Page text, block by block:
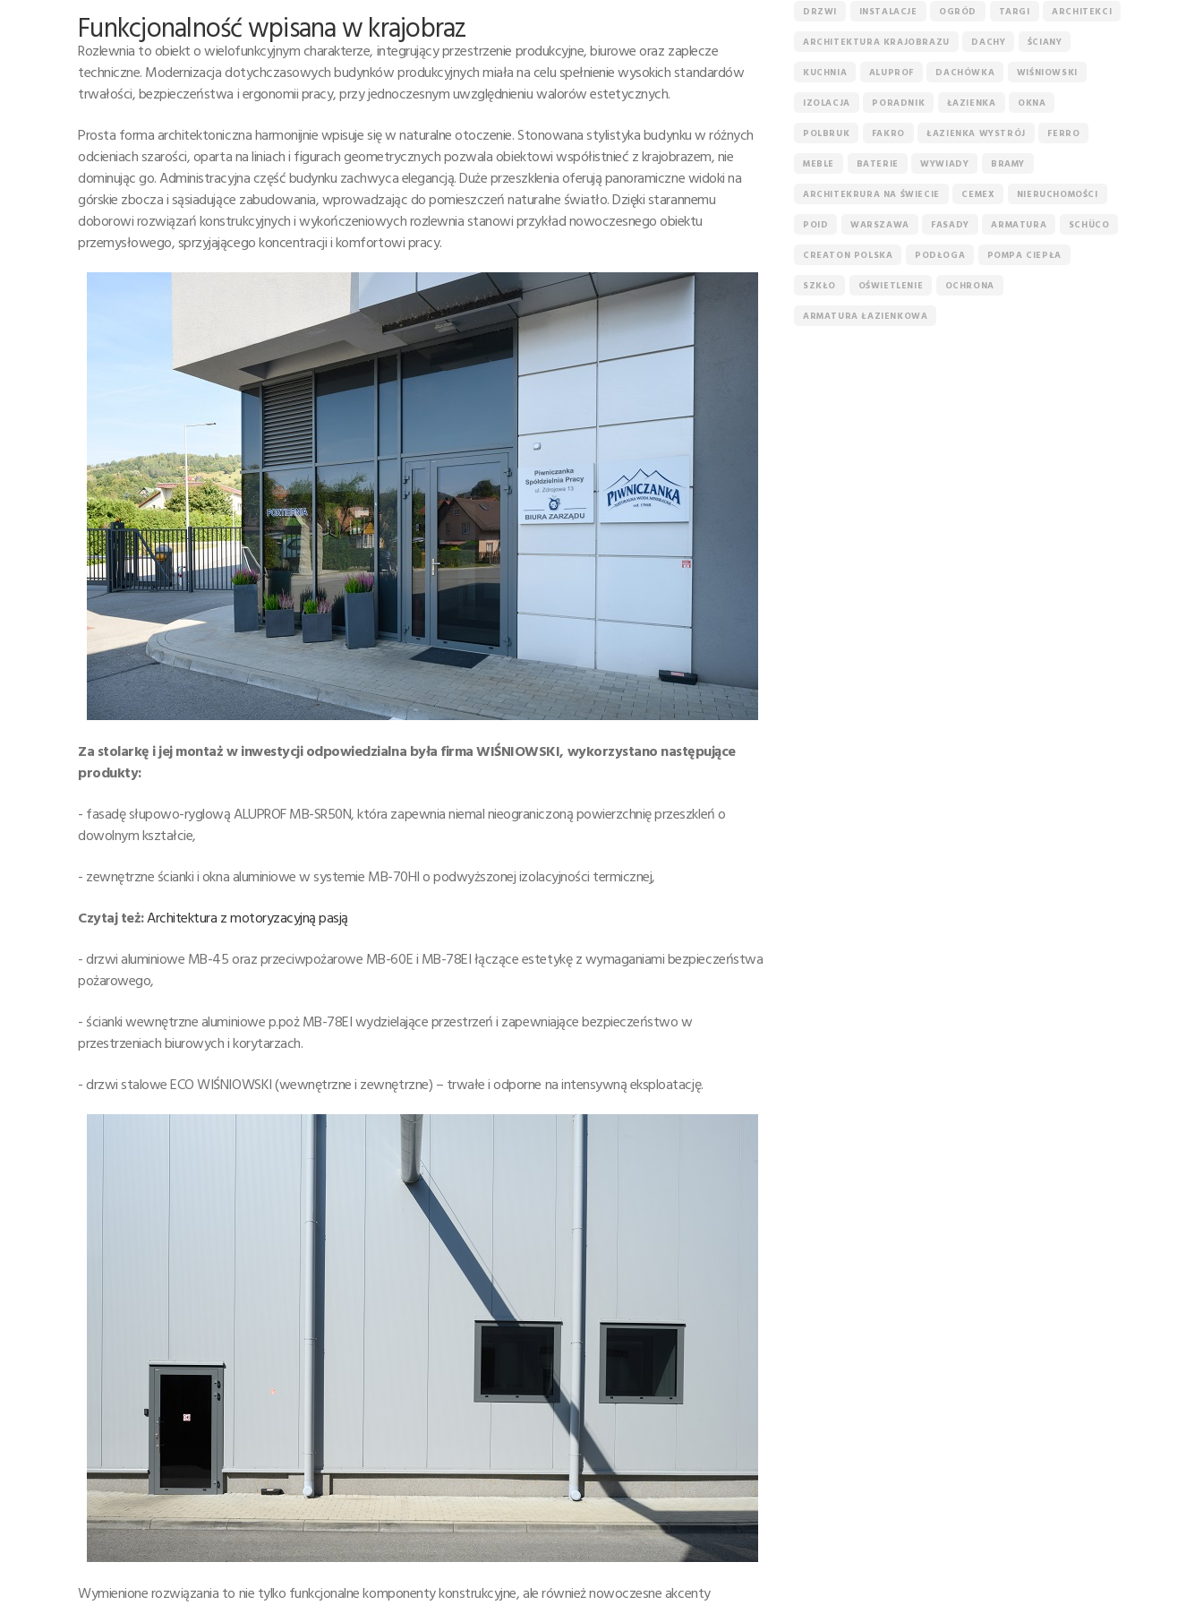
Funkcjonalność wpisana w krajobraz
Rozlewnia to obiekt o wielofunkcyjnym charakterze, integrujący przestrzenie produkcyjne, biurowe oraz zaplecze
techniczne. Modernizacja dotychczasowych budynków produkcyjnych miała na celu spełnienie wysokich standardów
trwałości, bezpieczeństwa i ergonomii pracy, przy jednoczesnym uwzględnieniu walorów estetycznych.
Prosta forma architektoniczna harmonijnie wpisuje się w naturalne otoczenie. Stonowana stylistyka budynku w różnych
odcieniach szarości, oparta na liniach i figurach geometrycznych pozwala obiektowi współistnieć z krajobrazem, nie
dominując go. Administracyjna część budynku zachwyca elegancją. Duże przeszklenia oferują panoramiczne widoki na
górskie zbocza i sąsiadujące zabudowania, wprowadzając do pomieszczeń naturalne światło. Dzięki starannemu
doborowi rozwiązań konstrukcyjnych i wykończeniowych rozlewnia stanowi przykład nowoczesnego obiektu
przemysłowego, sprzyjającego koncentracji i komfortowi pracy.
Za stolarkę i jej montaż w inwestycji odpowiedzialna była firma WIŚNIOWSKI, wykorzystano następujące
produkty:
- fasadę słupowo-ryglową ALUPROF MB-SR50N, która zapewnia niemal nieograniczoną powierzchnię przeszkleń o
dowolnym kształcie,
- zewnętrzne ścianki i okna aluminiowe w systemie MB-70HI o podwyższonej izolacyjności termicznej,
Czytaj też:Architektura z motoryzacyjną pasją
- drzwi aluminiowe MB-45 oraz przeciwpożarowe MB-60E i MB-78EI łączące estetykę z wymaganiami bezpieczeństwa
pożarowego,
- ścianki wewnętrzne aluminiowe p.poż MB-78EI wydzielające przestrzeń i zapewniające bezpieczeństwo w
przestrzeniach biurowych i korytarzach.
- drzwi stalowe ECO WIŚNIOWSKI (wewnętrzne i zewnętrzne) – trwałe i odporne na intensywną eksploatację.
Wymienione rozwiązania to nie tylko funkcjonalne komponenty konstrukcyjne, ale również nowoczesne akcenty
DRZWI INSTALACJE OGRÓD TARGI ARCHITEKCI
ARCHITEKTURA KRAJOBRAZU DACHY ŚCIANY
KUCHNIA ALUPROF DACHÓWKA WIŚNIOWSKI
IZOLACJA PORADNIK ŁAZIENKA OKNA
POLBRUK FAKRO ŁAZIENKA WYSTRÓJ FERRO
MEBLE BATERIE WYWIADY BRAMY
ARCHITEKRURA NA ŚWIECIE CEMEX NIERUCHOMOŚCI
POID WARSZAWA FASADY ARMATURA SCHÜCO
CREATON POLSKA PODŁOGA POMPA CIEPŁA
SZKŁO OŚWIETLENIE OCHRONA
ARMATURA ŁAZIENKOWA